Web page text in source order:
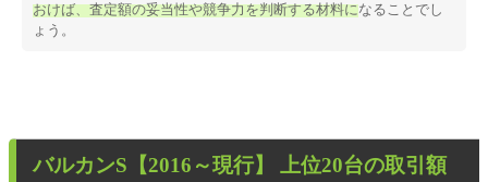
おけば、査定額の妥当性や競争力を判断する材料になることでし
ょう。
バルカンS【2016～現行】 上位20台の取引額